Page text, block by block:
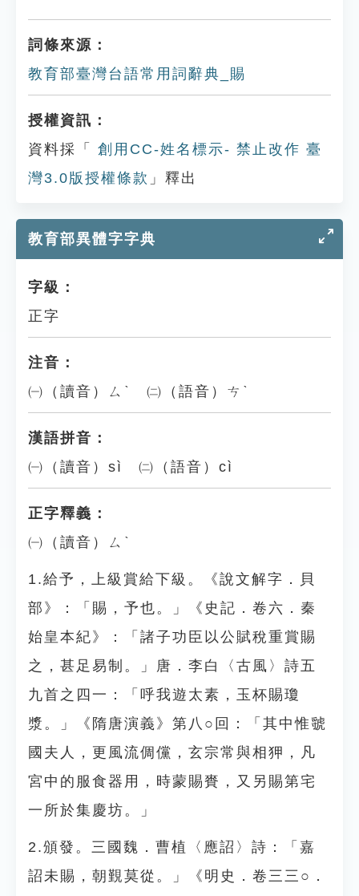
詞條來源：
教育部臺灣台語常用詞辭典_賜
授權資訊：
資料採「
創用CC-姓名標示- 禁止改作 臺
灣3.0版授權條款 」釋出
教育部異體字字典
字級：
正字
注音：
㈠（讀音）ㄙˋ ㈡（語音）ㄘˋ
漢語拼音：
㈠（讀音）sì ㈡（語音）cì
正字釋義：
㈠（讀音）ㄙˋ
1.給予，上級賞給下級。《說文解字．貝
部》：「賜，予也。」《史記．卷六．秦
始皇本紀》：「諸子功臣以公賦稅重賞賜
之，甚足易制。」唐．李白〈古風〉詩五
九首之四一：「呼我遊太素，玉杯賜瓊
漿。」《隋唐演義》第八○回：「其中惟虢
國夫人，更風流倜儻，玄宗常與相狎，凡
宮中的服食器用，時蒙賜賚，又另賜第宅
一所於集慶坊。」
2.頒發。三國魏．曹植〈應詔〉詩：「嘉
詔未賜，朝覲莫從。」《明史．卷三三○．